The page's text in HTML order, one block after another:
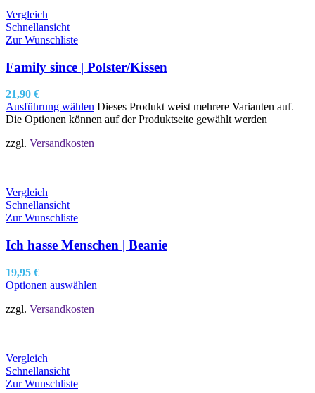
Vergleich
Schnellansicht
Zur Wunschliste
Family since | Polster/Kissen
21,90 €
Ausführung wählen Dieses Produkt weist mehrere Varianten auf.
Die Optionen können auf der Produktseite gewählt werden
zzgl. Versandkosten
Vergleich
Schnellansicht
Zur Wunschliste
Ich hasse Menschen | Beanie
19,95 €
Optionen auswählen
zzgl. Versandkosten
Vergleich
Schnellansicht
Zur Wunschliste